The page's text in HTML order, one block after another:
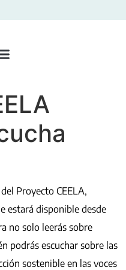
Proyecto CEELA,
estará disponible desde
no solo leerás sobre
podrás escuchar sobre las
sostenible en las voces